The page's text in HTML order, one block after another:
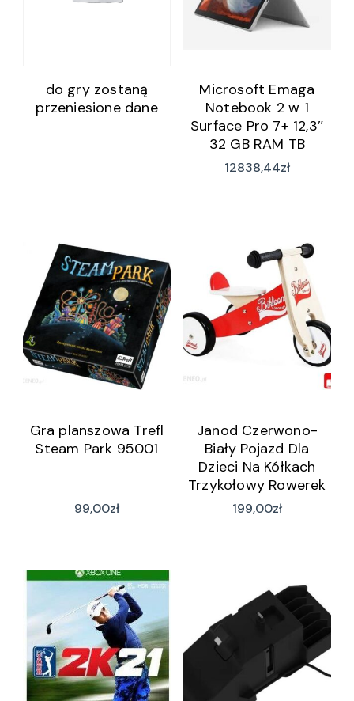
do gry zostaną
przeniesione dane
Microsoft Emaga
Notebook 2 w 1
Surface Pro 7+ 12,3″
32 GB RAM TB
(S55105274)
12838,44zł
Gra planszowa Trefl
Steam Park 95001
99,00zł
Janod Czerwono-
Biały Pojazd Dla
Dzieci Na Kółkach
Trzykołowy Rowerek
Jnd03261
199,00zł